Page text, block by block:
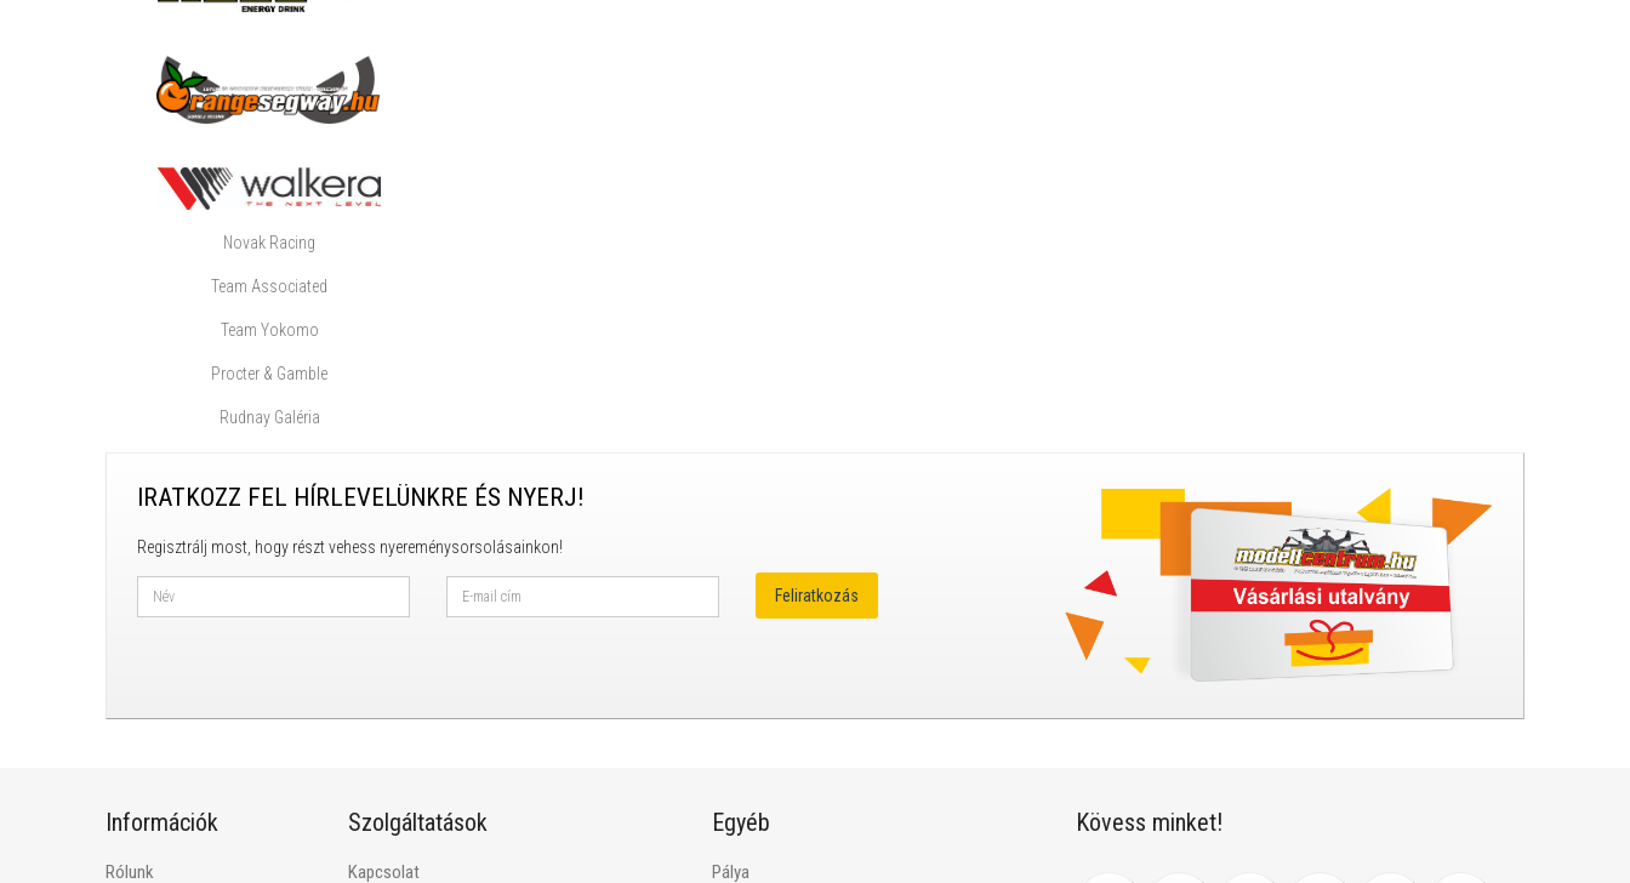
Novak Racing
Team Associated
Team Yokomo
Procter & Gamble
Rudnay Galéria
IRATKOZZ FEL HÍRLEVELÜNKRE ÉS NYERJ!
Regisztrálj most, hogy részt vehess nyereménysorsolásainkon!
Információk
Rólunk
Szolgáltatások
Kapcsolat
Egyéb
Pálya
Kövess minket!